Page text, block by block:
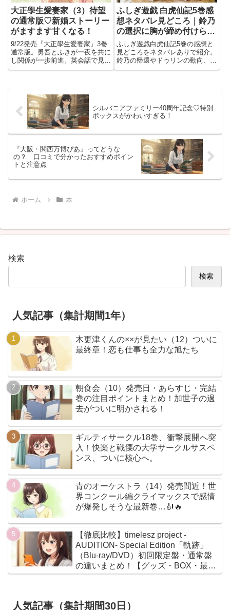
大正學生愛妻家（3）待望
の通常版♡新婚ストーリー
がますます甘くなる！
9/22発売『大正學生愛妻家』3巻
通常版。勇吾とふきが一夜を共に
し関係が一歩前進。英会話で見え
る新たな一面など、大正ロマンの
ふしぎ遊戯 白虎仙記5巻感
想ネタバレ見どころ｜鈴乃
の選択に胸が締め付けられ
る
ふしぎ遊戯白虎仙記5巻の感想と
見どころをネタバレありで紹介。
鈴乃の帰還やドゥリンの動向、ネ
イランの策、婁宿との切ない関係
シルバニアファミリー40周年記念♡特別
ボックスがかわいすぎる！
『大阪・関西万博ぴあ』ってどうな
の？ 口コミで分かったおすすめポイン
トと注意点
ホーム 本
検索
検索
人気記事（集計期間1年）
木更津くんの××が見たい（12）ついに
最終章！恋も仕事も全力な旭たち
朝食会（10）発売日・あらすじ・完結
巻の注目ポイントまとめ！加世子の過
去がついに明かされる！
ギルティサークル18巻、衝撃展開へ突
入！快楽と戦慄の大学サークルサスペ
ンス、ついに核心へ。
青のオーケストラ（14）発売間近！世
界コンクール編クライマックスで感情
が爆発しそうな最新巻…🎻🔥
【徹底比較】timelesz project -
AUDITION- Special Edition「軌跡」
（Blu-ray/DVD）初回限定盤・通常盤
の違いまとめ！【グッズ・BOX・最安
値】
人気記事（集計期間30日）